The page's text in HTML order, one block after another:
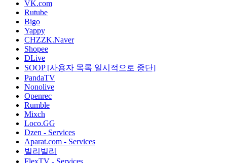
VK.com
Rutube
Bigo
Yappy
CHZZK.Naver
Shopee
DLive
SOOP [사용자 목록 일시적으로 중단]
PandaTV
Nonolive
Openrec
Rumble
Mixch
Loco.GG
Dzen - Services
Aparat.com - Services
빌리빌리
FlexTV - Services